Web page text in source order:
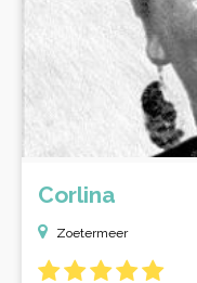
Corlina
Zoetermeer